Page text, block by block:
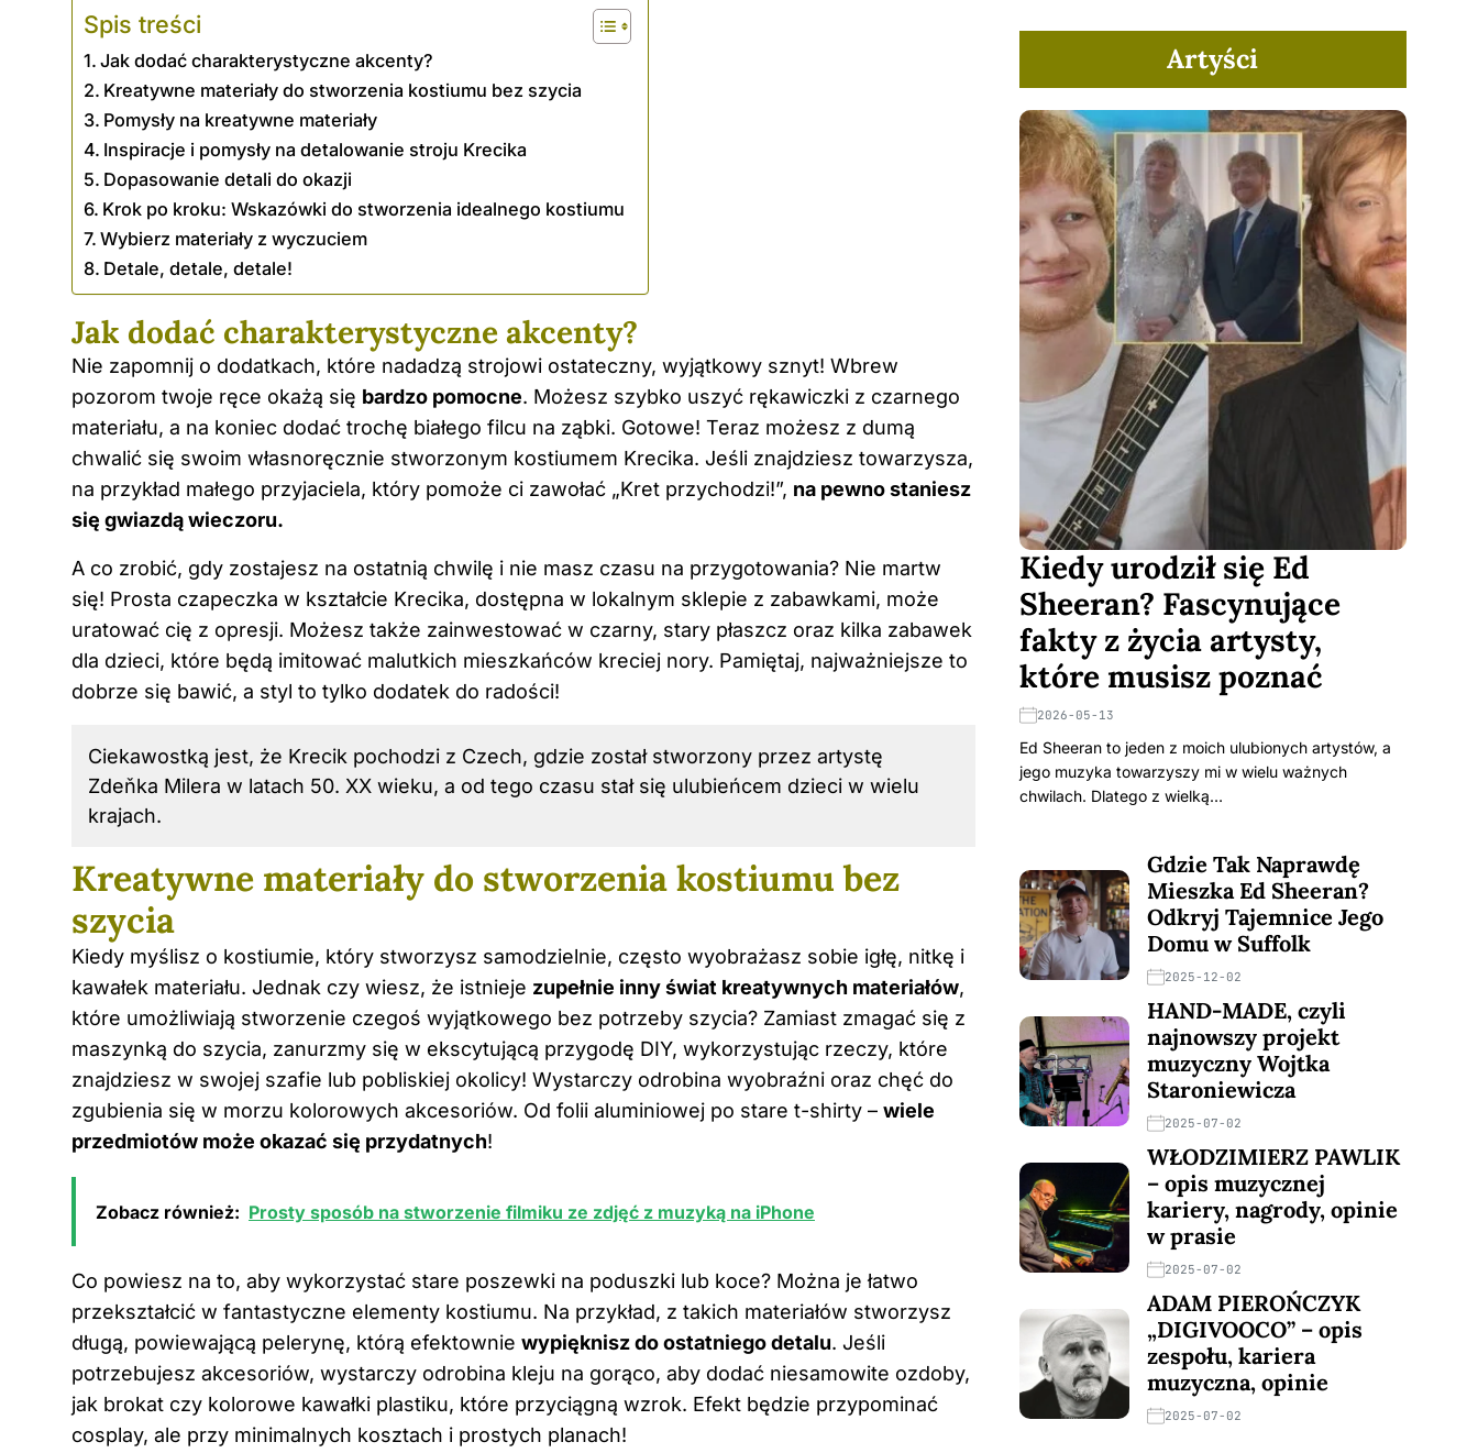
Spis treści
Jak dodać charakterystyczne akcenty?
Kreatywne materiały do stworzenia kostiumu bez szycia
Pomysły na kreatywne materiały
Inspiracje i pomysły na detalowanie stroju Krecika
Dopasowanie detali do okazji
Krok po kroku: Wskazówki do stworzenia idealnego kostiumu
Wybierz materiały z wyczuciem
Detale, detale, detale!
Jak dodać charakterystyczne akcenty?
Nie zapomnij o dodatkach, które nadadzą strojowi ostateczny, wyjątkowy sznyt! Wbrew
pozorom twoje ręce okażą się bardzo pomocne. Możesz szybko uszyć rękawiczki z czarnego
materiału, a na koniec dodać trochę białego filcu na ząbki. Gotowe! Teraz możesz z dumą
chwalić się swoim własnoręcznie stworzonym kostiumem Krecika. Jeśli znajdziesz towarzysza,
na przykład małego przyjaciela, który pomoże ci zawołać „Kret przychodzi!”, na pewno staniesz
się gwiazdą wieczoru.
A co zrobić, gdy zostajesz na ostatnią chwilę i nie masz czasu na przygotowania? Nie martw
się! Prosta czapeczka w kształcie Krecika, dostępna w lokalnym sklepie z zabawkami, może
uratować cię z opresji. Możesz także zainwestować w czarny, stary płaszcz oraz kilka zabawek
dla dzieci, które będą imitować malutkich mieszkańców kreciej nory. Pamiętaj, najważniejsze to
dobrze się bawić, a styl to tylko dodatek do radości!
Ciekawostką jest, że Krecik pochodzi z Czech, gdzie został stworzony przez artystę
Zdeňka Milera w latach 50. XX wieku, a od tego czasu stał się ulubieńcem dzieci w wielu
krajach.
Kreatywne materiały do stworzenia kostiumu bez
szycia
Kiedy myślisz o kostiumie, który stworzysz samodzielnie, często wyobrażasz sobie igłę, nitkę i
kawałek materiału. Jednak czy wiesz, że istnieje zupełnie inny świat kreatywnych materiałów,
które umożliwiają stworzenie czegoś wyjątkowego bez potrzeby szycia? Zamiast zmagać się z
maszynką do szycia, zanurzmy się w ekscytującą przygodę DIY, wykorzystując rzeczy, które
znajdziesz w swojej szafie lub pobliskiej okolicy! Wystarczy odrobina wyobraźni oraz chęć do
zgubienia się w morzu kolorowych akcesoriów. Od folii aluminiowej po stare t-shirty – wiele
przedmiotów może okazać się przydatnych!
Zobacz również: Prosty sposób na stworzenie filmiku ze zdjęć z muzyką na iPhone
Co powiesz na to, aby wykorzystać stare poszewki na poduszki lub koce? Można je łatwo
przekształcić w fantastyczne elementy kostiumu. Na przykład, z takich materiałów stworzysz
długą, powiewającą pelerynę, którą efektownie wypięknisz do ostatniego detalu. Jeśli
potrzebujesz akcesoriów, wystarczy odrobina kleju na gorąco, aby dodać niesamowite ozdoby,
jak brokat czy kolorowe kawałki plastiku, które przyciągną wzrok. Efekt będzie przypominać
cosplay, ale przy minimalnych kosztach i prostych planach!
Artyści
Kiedy urodził się Ed
Sheeran? Fascynujące
fakty z życia artysty,
które musisz poznać
2026-05-13
Ed Sheeran to jeden z moich ulubionych artystów, a
jego muzyka towarzyszy mi w wielu ważnych
chwilach. Dlatego z wielką…
Gdzie Tak Naprawdę
Mieszka Ed Sheeran?
Odkryj Tajemnice Jego
Domu w Suffolk
2025-12-02
HAND-MADE, czyli
najnowszy projekt
muzyczny Wojtka
Staroniewicza
2025-07-02
WŁODZIMIERZ PAWLIK
– opis muzycznej
kariery, nagrody, opinie
w prasie
2025-07-02
ADAM PIEROŃCZYK
„DIGIVOOCO” – opis
zespołu, kariera
muzyczna, opinie
2025-07-02